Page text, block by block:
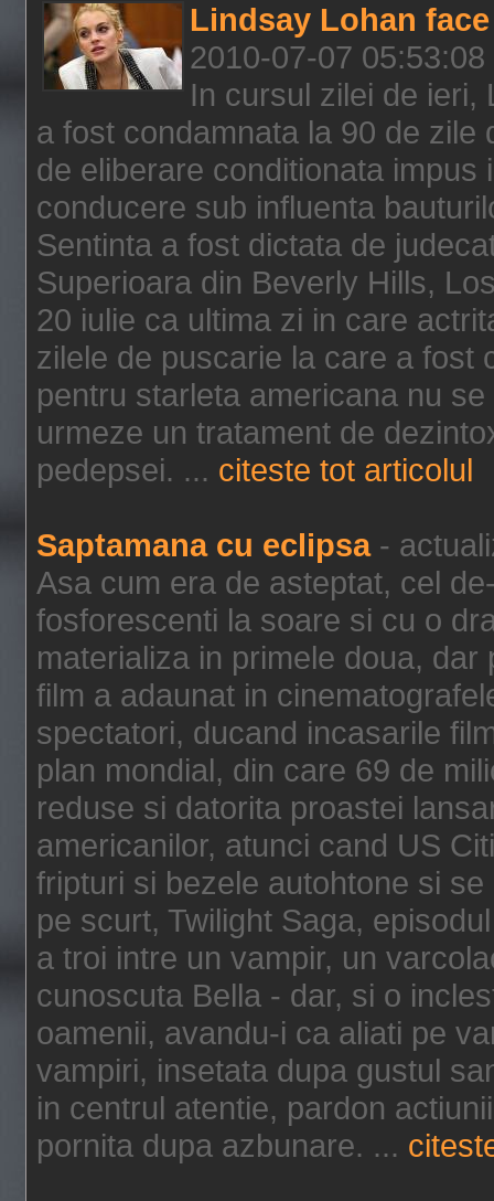
Lindsay Lohan
2010-07-07 05:53:08
In cursul zilei de ieri,
a fost condamnata la 90 de
de eliberare conditionata
conducere sub influenta
Sentinta a fost dictata de
Superioara din Beverly Hills,
20 iulie ca ultima zi in care
zilele de puscarie la care a fost
pentru starleta americana nu
urmeze un tratament de
pedepsei. ... citeste tot articolul
Saptamana cu eclipsa-
Asa cum era de asteptat, cel
fosforescenti la soare si cu o
materializa in primele doua,
film a adaunat in
spectatori, ducand incasarile
plan mondial, din care 69 de
reduse si datorita proastei
americanilor, atunci cand US
fripturi si bezele autohtone si
pe scurt, Twilight Saga,
a troi intre un vampir, un
cunoscuta Bella - dar, si o
oamenii, avandu-i ca aliati pe
vampiri, insetata dupa gustul
in centrul atentie, pardon
pornita dupa azbunare. ...